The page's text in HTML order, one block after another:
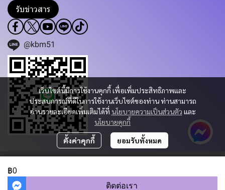
฿0
ติดต่อเรา
เว็บไซต์นี้มีการใช้งานคุกกี้ เพื่อเพิ่มประสิทธิภาพและ
ประสบการณ์ที่ดีในการใช้งานเว็บไซต์ของท่าน ท่านสามารถ
อ่านรายละเอียดเพิ่มเติมได้ที่ นโยบายความเป็นส่วนตัว และ
นโยบายคุกกี้
ตั้งค่าคุกกี้ ยอมรับทั้งหมด
รับข่าวสาร
@kbm51
Copyright 2023 | All Rights Reserved | Powered by KBM PART & TRADING
ผู้เข้าชมวันนี้932